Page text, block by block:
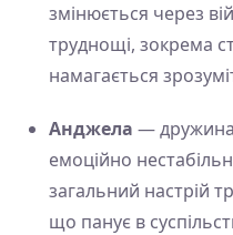
змінюється через
труднощі, зокрема
намагається
Анджела — дружина
емоційно
загальний настрій
що панує в